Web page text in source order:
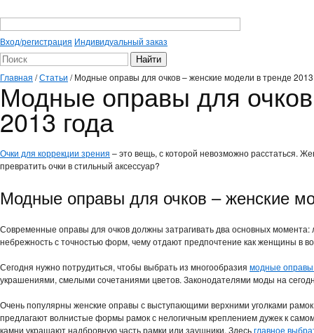
Вход/регистрация Индивидуальный заказ
Главная /Статьи /Модные оправы для очков – женские модели в тренде 2013
Модные оправы для
2013 года
Очки для коррекции зрения – это вещь, с которой невозможно расстаться.
превратить очки в стильный аксессуар?
Модные оправы для очков – женские
Современные оправы для очков должны затрагивать два основных
небрежность с точностью форм, чему отдают предпочтение как женщины в
Сегодня нужно потрудиться, чтобы выбрать из многообразия модные оправы
украшениями, смелыми сочетаниями цветов. Законодателями моды на
Очень популярны женские оправы с выступающими верхними уголками
предлагают волнистые формы рамок с нелогичным креплением дужек к
камни украшают надбровную часть рамки или заушники. Здесьглавное